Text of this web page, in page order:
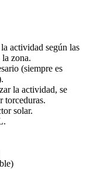
actividad según las
zona.
(siempre es
la actividad, se
torceduras.
solar.